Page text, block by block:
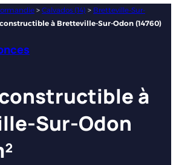
> Calvados (14) > Bretteville-Sur-
à Bretteville-Sur-Odon (14760)
à
Sur-Odon